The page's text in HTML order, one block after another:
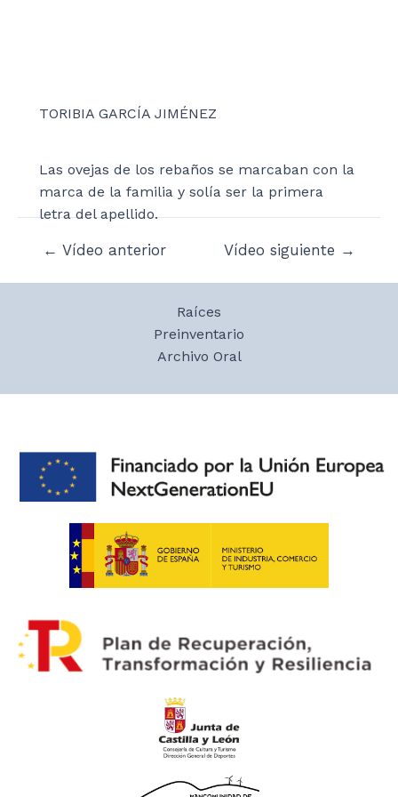
TORIBIA GARCÍA JIMÉNEZ
Las ovejas de los rebaños se marcaban con la
marca de la familia y solía ser la primera
letra del apellido.
Navegación
← Vídeo anterior Vídeo siguiente →
Raíces
Preinventario
Archivo Oral